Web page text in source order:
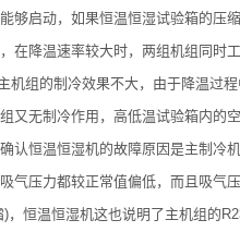
启动，如果恒温恒湿试验箱的压
在降温速率较大时，两组机组同时
组的制冷效果不大，由于降温过
无制冷作用，高低温试验箱内的
认恒温恒湿机的故障原因是主制
气压力都较正常值偏低，而且吸
恒温恒湿机这也说明了主机组的